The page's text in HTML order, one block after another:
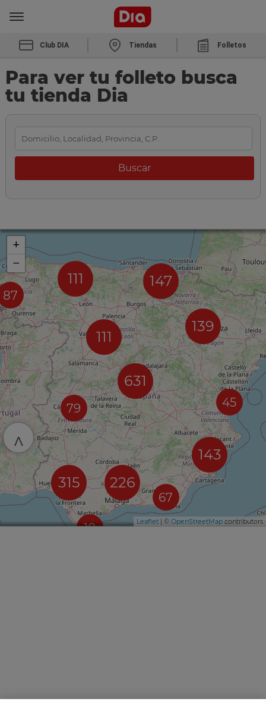
Club DIA Tiendas Folletos
Para ver tu folleto busca
tu tienda Dia
87
111 147
111
79
631
10
226
315
139
67
45
143
+
−
Leaflet | © OpenStreetMap contributors
^